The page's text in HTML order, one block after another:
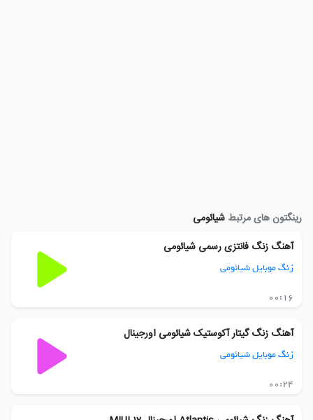
رینگتون های مرتبط شیائومی
آهنگ زنگ فانتزی رسمی شیائومی
زنگ موبایل شیائومی
00:16
آهنگ زنگ گیتار آکوستیک شیائومی اورجینال
زنگ موبایل شیائومی
00:24